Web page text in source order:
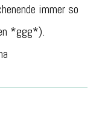
immer so
*ggg*).